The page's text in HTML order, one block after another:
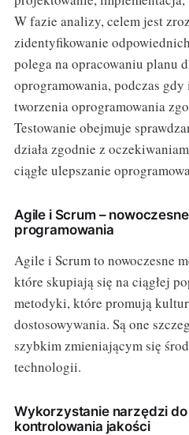
W fazie analizy, celem jest
zidentyfikowanie
polega na opracowaniu planu
oprogramowania, podczas
tworzenia oprogramowania
Testowanie obejmuje
działa zgodnie z
ciągłe ulepszanie
Agile i Scrum –
programowania
Agile i Scrum to nowoczesne
które skupiają się na ciągłej
metodyki, które promują
dostosowywania. Są one
szybkim zmieniającym się
technologii.
Wykorzystanie narzędzi
kontrolowania jakości